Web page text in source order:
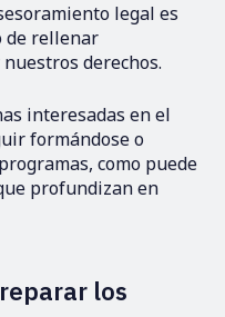
legal es
de rellenar
derechos.
interesadas en el
formándose o
como puede
profundizan en
los